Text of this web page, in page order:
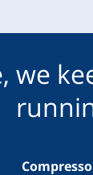
we